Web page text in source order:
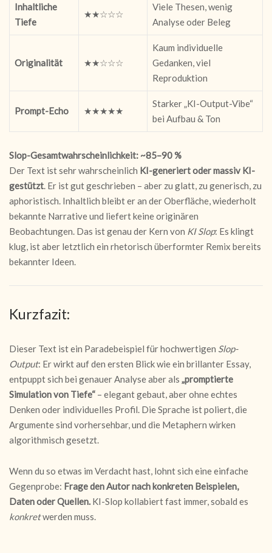
Inhaltliche
Tiefe
★★☆☆☆
Viele Thesen, wenig
Analyse oder Beleg
Originalität ★★☆☆☆
Kaum individuelle
Gedanken, viel
Reproduktion
Prompt-Echo ★★★★★
Starker „KI-Output-Vibe“
bei Aufbau & Ton
Slop-Gesamtwahrscheinlichkeit: ~85–90 %
Der Text ist sehr wahrscheinlich KI-generiert oder massiv KI-
gestützt. Er ist gut geschrieben – aber zu glatt, zu generisch, zu
aphoristisch. Inhaltlich bleibt er an der Oberfläche, wiederholt
bekannte Narrative und liefert keine originären
Beobachtungen. Das ist genau der Kern von KI Slop: Es klingt
klug, ist aber letztlich ein rhetorisch überformter Remix bereits
bekannter Ideen.
Kurzfazit:
Dieser Text ist ein Paradebeispiel für hochwertigen Slop-
Output: Er wirkt auf den ersten Blick wie ein brillanter Essay,
entpuppt sich bei genauer Analyse aber als „promptierte
Simulation von Tiefe“ – elegant gebaut, aber ohne echtes
Denken oder individuelles Profil. Die Sprache ist poliert, die
Argumente sind vorhersehbar, und die Metaphern wirken
algorithmisch gesetzt.
Wenn du so etwas im Verdacht hast, lohnt sich eine einfache
Gegenprobe: Frage den Autor nach konkreten Beispielen,
Daten oder Quellen. KI-Slop kollabiert fast immer, sobald es
konkretwerden muss.